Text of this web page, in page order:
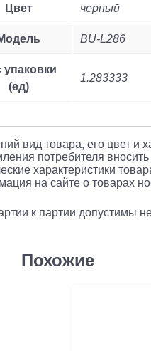
Цвет черный
BU-L286
упаковки
(ед)
1.283333
вид товара, его цвет и
потребителя
характеристики
на сайте о товарах
к партии допустимы
Похожие